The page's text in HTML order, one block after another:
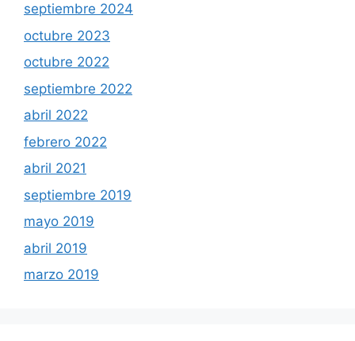
septiembre 2024
octubre 2023
octubre 2022
septiembre 2022
abril 2022
febrero 2022
abril 2021
septiembre 2019
mayo 2019
abril 2019
marzo 2019